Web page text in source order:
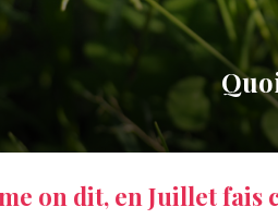
on dit, en Juillet fais